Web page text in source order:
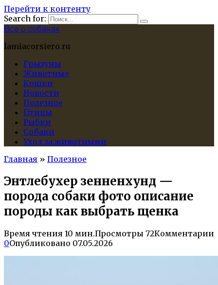
Перейти к контенту
Search for:
Все о собаках
lamiacorsiero.ru
Грызуны
Животные
Кошки
Новости
Полезное
Птицы
Рыбки
Собаки
Уход за животными
Главная » Полезное
Энтлебухер зенненхунд —
порода собаки фото описание
породы как выбрать щенка
Время чтения 10 мин.Просмотры 72Комментарии
0Опубликовано 07.05.2026